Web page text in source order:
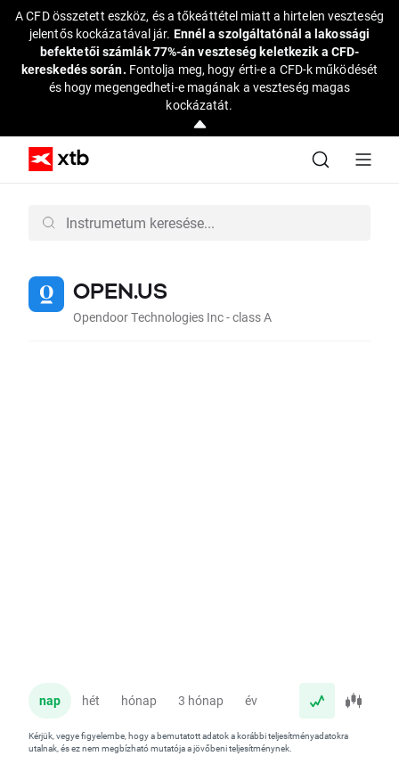
A CFD összetett eszköz, és a tőkeáttétel miatt a hirtelen veszteség
jelentős kockázatával jár. Ennél a szolgáltatónál a lakossági
befektetői számlák 77%-án veszteség keletkezik a CFD-
kereskedés során. Fontolja meg, hogy érti-e a CFD-k működését
és hogy megengedheti-e magának a veszteség magas
kockázatát.
OPEN.US
Opendoor Technologies Inc - class A
nap hét hónap 3 hónap év
Kérjük, vegye figyelembe, hogy a bemutatott adatok a korábbi teljesítményadatokra
utalnak, és ez nem megbízható mutatója a jövőbeni teljesítménynek.